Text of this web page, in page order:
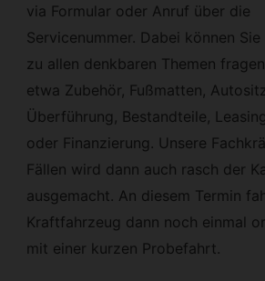
via Formular oder Anruf über die
Servicenummer. Dabei können Sie
zu allen denkbaren Themen
etwa Zubehör, Fußmatten,
Überführung, Bestandteile, Leasing
oder Finanzierung. Unsere
Fällen wird dann auch rasch der
ausgemacht. An diesem Termin
Kraftfahrzeug dann noch einmal
mit einer kurzen Probefahrt.